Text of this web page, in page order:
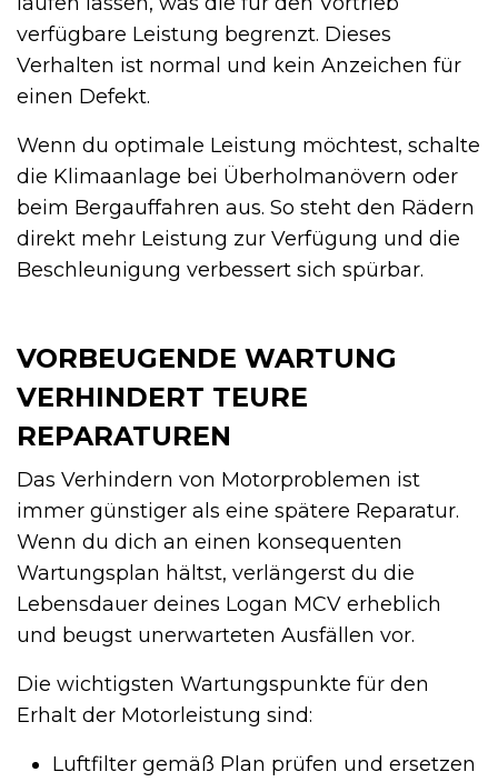
verfügbare Leistung begrenzt. Dieses
Verhalten ist normal und kein Anzeichen für
einen Defekt.
Wenn du optimale Leistung möchtest, schalte
die Klimaanlage bei Überholmanövern oder
beim Bergauffahren aus. So steht den Rädern
direkt mehr Leistung zur Verfügung und die
Beschleunigung verbessert sich spürbar.
VORBEUGENDE WARTUNG
VERHINDERT TEURE
REPARATUREN
Das Verhindern von Motorproblemen ist
immer günstiger als eine spätere Reparatur.
Wenn du dich an einen konsequenten
Wartungsplan hältst, verlängerst du die
Lebensdauer deines Logan MCV erheblich
und beugst unerwarteten Ausfällen vor.
Die wichtigsten Wartungspunkte für den
Erhalt der Motorleistung sind:
Luftfilter gemäß Plan prüfen und ersetzen